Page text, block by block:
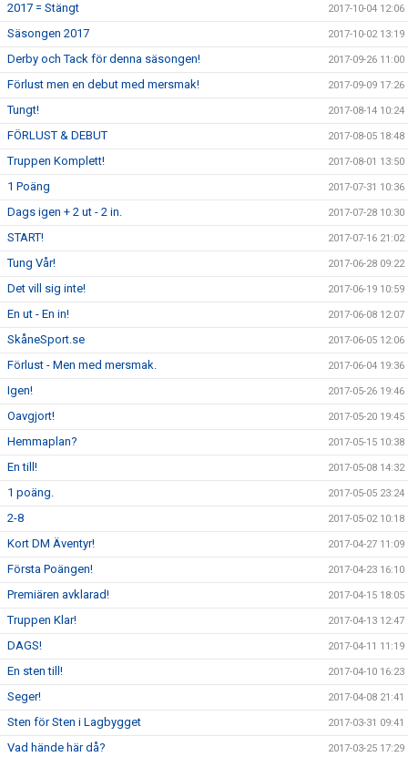
2017 = Stängt 2017-10-04 12:06
Säsongen 2017 2017-10-02 13:19
Derby och Tack för denna säsongen! 2017-09-26 11:00
Förlust men en debut med mersmak! 2017-09-09 17:26
Tungt! 2017-08-14 10:24
FÖRLUST & DEBUT 2017-08-05 18:48
Truppen Komplett! 2017-08-01 13:50
1 Poäng 2017-07-31 10:36
Dags igen + 2 ut - 2 in. 2017-07-28 10:30
START! 2017-07-16 21:02
Tung Vår! 2017-06-28 09:22
Det vill sig inte! 2017-06-19 10:59
En ut - En in! 2017-06-08 12:07
SkåneSport.se 2017-06-05 12:06
Förlust - Men med mersmak. 2017-06-04 19:36
Igen! 2017-05-26 19:46
Oavgjort! 2017-05-20 19:45
Hemmaplan? 2017-05-15 10:38
En till! 2017-05-08 14:32
1 poäng. 2017-05-05 23:24
2-8 2017-05-02 10:18
Kort DM Äventyr! 2017-04-27 11:09
Första Poängen! 2017-04-23 16:10
Premiären avklarad! 2017-04-15 18:05
Truppen Klar! 2017-04-13 12:47
DAGS! 2017-04-11 11:19
En sten till! 2017-04-10 16:23
Seger! 2017-04-08 21:41
Sten för Sten i Lagbygget 2017-03-31 09:41
Vad hände här då? 2017-03-25 17:29